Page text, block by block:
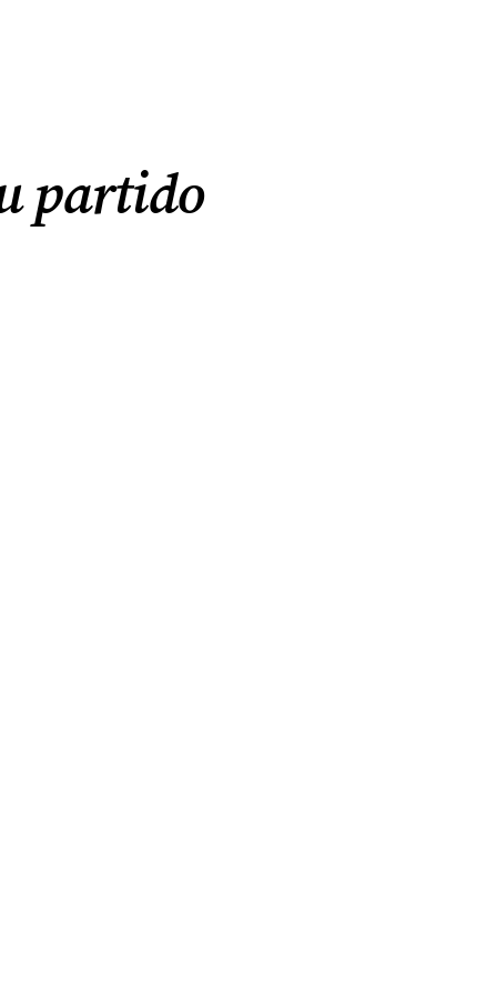
partido